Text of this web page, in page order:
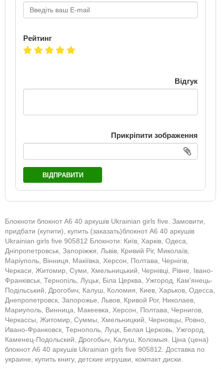
Рейтинг
Відгук
Прикріпити зображення
ВІДПРАВИТИ
Блокноти блокнот А6 40 аркушів Ukrainian girls five. Замовити,
придбати (купити), купить (заказать)блокнот А6 40 аркушів
Ukrainian girls five 905812 Блокноти: Київ, Харків, Одеса,
Дніпропетровськ, Запоріжжя, Львів, Кривий Ріг, Миколаїв,
Маріуполь, Вінниця, Макіївка, Херсон, Полтава, Чернігів,
Черкаси, Житомир, Суми, Хмельницький, Чернівці, Рівне, Івано-
Франківськ, Тернопіль, Луцьк, Біла Церква, Ужгород, Кам'янець-
Подільський, Дрогобич, Калуш, Коломия, Киев, Харьков, Одесса,
Днепропетровск, Запорожье, Львов, Кривой Рог, Николаев,
Мариуполь, Винница, Макеевка, Херсон, Полтава, Чернигов,
Черкассы, Житомир, Суммы, Хмельницкий, Черновцы, Ровно,
Ивано-Франковск, Тернополь, Луцк, Белая Церковь, Ужгород,
Каменец-Подольский, Дрогобыч, Калуш, Коломыя. Ціна (цена)
блокнот А6 40 аркушів Ukrainian girls five 905812. Доставка по
украине, купить книгу, детские игрушки, компакт диски.